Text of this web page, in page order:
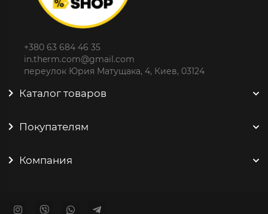
+380 63 684 46 35
in.therm.com@gmail.com
переулок Юрия Матущака, 4, Киев, 03124
Каталог товаров
Покупателям
Компания